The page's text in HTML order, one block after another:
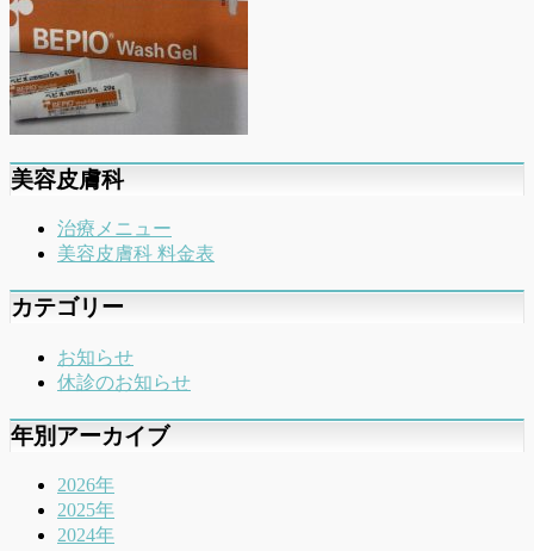
美容皮膚科
治療メニュー
美容皮膚科 料金表
カテゴリー
お知らせ
休診のお知らせ
年別アーカイブ
2026年
2025年
2024年